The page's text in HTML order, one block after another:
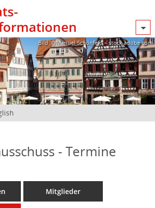
Bild: @Manuel Schönfeld – stock.adobe.com
- Termine
Mitglieder